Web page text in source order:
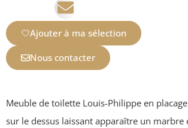
Ajouter à ma sélection
Nous contacter
Meuble de toilette Louis-Philippe en
sur le dessus laissant apparaître un